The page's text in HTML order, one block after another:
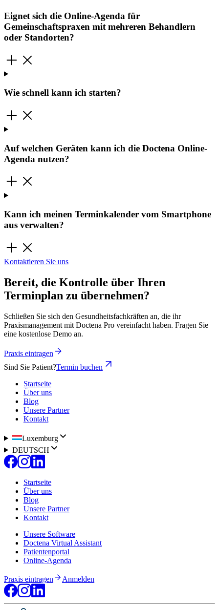
Eignet sich die Online-Agenda für
Gemeinschaftspraxen mit mehreren Behandlern
oder Standorten?
Wie schnell kann ich starten?
Auf welchen Geräten kann ich die Doctena Online-
Agenda nutzen?
Kann ich meinen Terminkalender vom Smartphone
aus verwalten?
Kontaktieren Sie uns
Bereit, die Kontrolle über Ihren
Terminplan zu übernehmen?
Schließen Sie sich den Gesundheitsfachkräften an, die ihr
Praxismanagement mit Doctena Pro vereinfacht haben. Fragen Sie
eine kostenlose Demo an.
Praxis eintragen
Sind Sie Patient?Termin buchen
Startseite
Über uns
Blog
Unsere Partner
Kontakt
Luxemburg
DEUTSCH
Startseite
Über uns
Blog
Unsere Partner
Kontakt
Unsere Software
Doctena Virtual Assistant
Patientenportal
Online-Agenda
Praxis eintragen Anmelden